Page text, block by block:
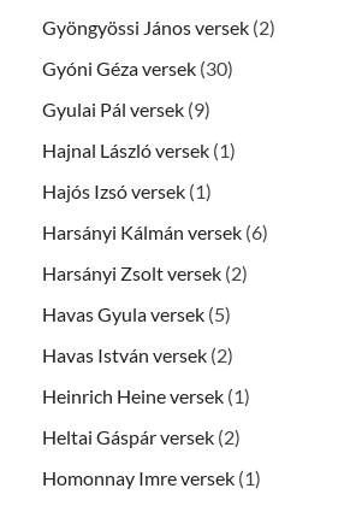
Gyöngyössi János versek (2)
Gyóni Géza versek (30)
Gyulai Pál versek (9)
Hajnal László versek (1)
Hajós Izsó versek (1)
Harsányi Kálmán versek (6)
Harsányi Zsolt versek (2)
Havas Gyula versek (5)
Havas István versek (2)
Heinrich Heine versek (1)
Heltai Gáspár versek (2)
Homonnay Imre versek (1)